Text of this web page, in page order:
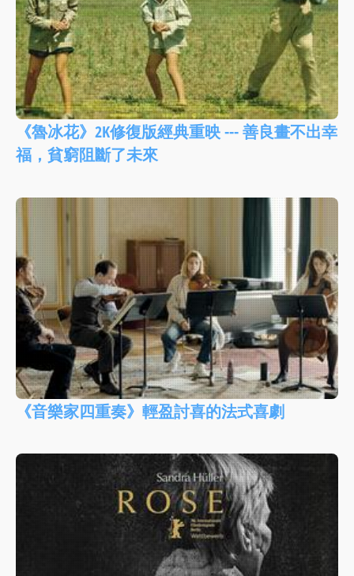
《魯冰花》2K修復版經典重映 --- 善良畫不出幸
福，貧窮阻斷了未來
《音樂家四重奏》輕盈討喜的法式喜劇